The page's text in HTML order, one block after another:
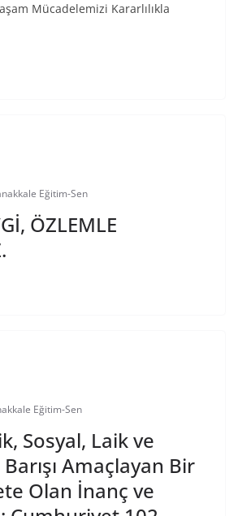
Mücadelemizi Kararlılıkla
Eğitim-Sen
ÖZLEMLE
Eğitim-Sen
Sosyal, Laik ve
Amaçlayan Bir
Olan İnanç ve